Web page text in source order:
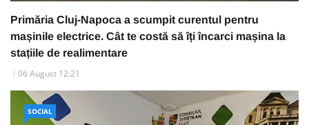
Primăria Cluj-Napoca a scumpit curentul pentru
mașinile electrice. Cât te costă să îți încarci mașina la
stațiile de realimentare
06 August 12:21
SOCIAL